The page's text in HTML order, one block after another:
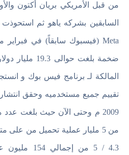
من قبل الأمريكي بريان أكتون
السابقين بشركه ياهو ثم استحوذت
ضخمة بلغت
المالكة لـ برنامج فيس بوك و
تقييم جميع مستخدميه وحقق
2009 م وحتى الآن حيث بلغت عدد مرات
من 5 مليار عملية تحميل من
4.3 / 5 من